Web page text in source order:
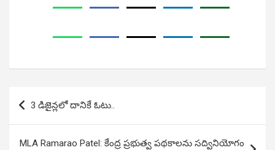
Post
navigation
3 డిజైన్లలో దానికే ఓటు..
MLA Ramarao Patel: కేంద్ర ప్రభుత్వ పథకాలను సద్వినియోగం